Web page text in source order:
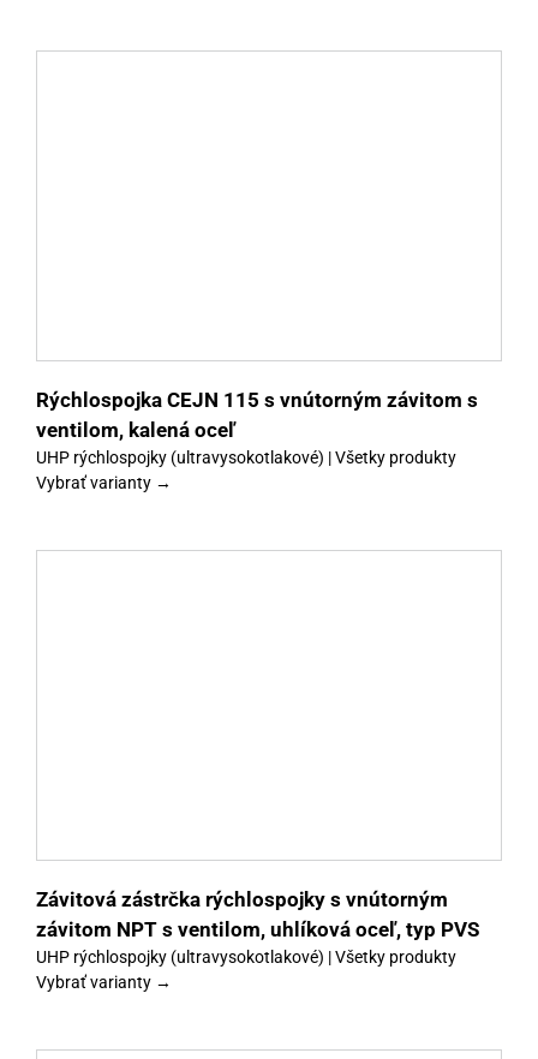
Rýchlospojka CEJN 115 s vnútorným závitom s
ventilom, kalená oceľ
UHP rýchlospojky (ultravysokotlakové) | Všetky produkty
Vybrať varianty →
Závitová zástrčka rýchlospojky s vnútorným
závitom NPT s ventilom, uhlíková oceľ, typ PVS
UHP rýchlospojky (ultravysokotlakové) | Všetky produkty
Vybrať varianty →